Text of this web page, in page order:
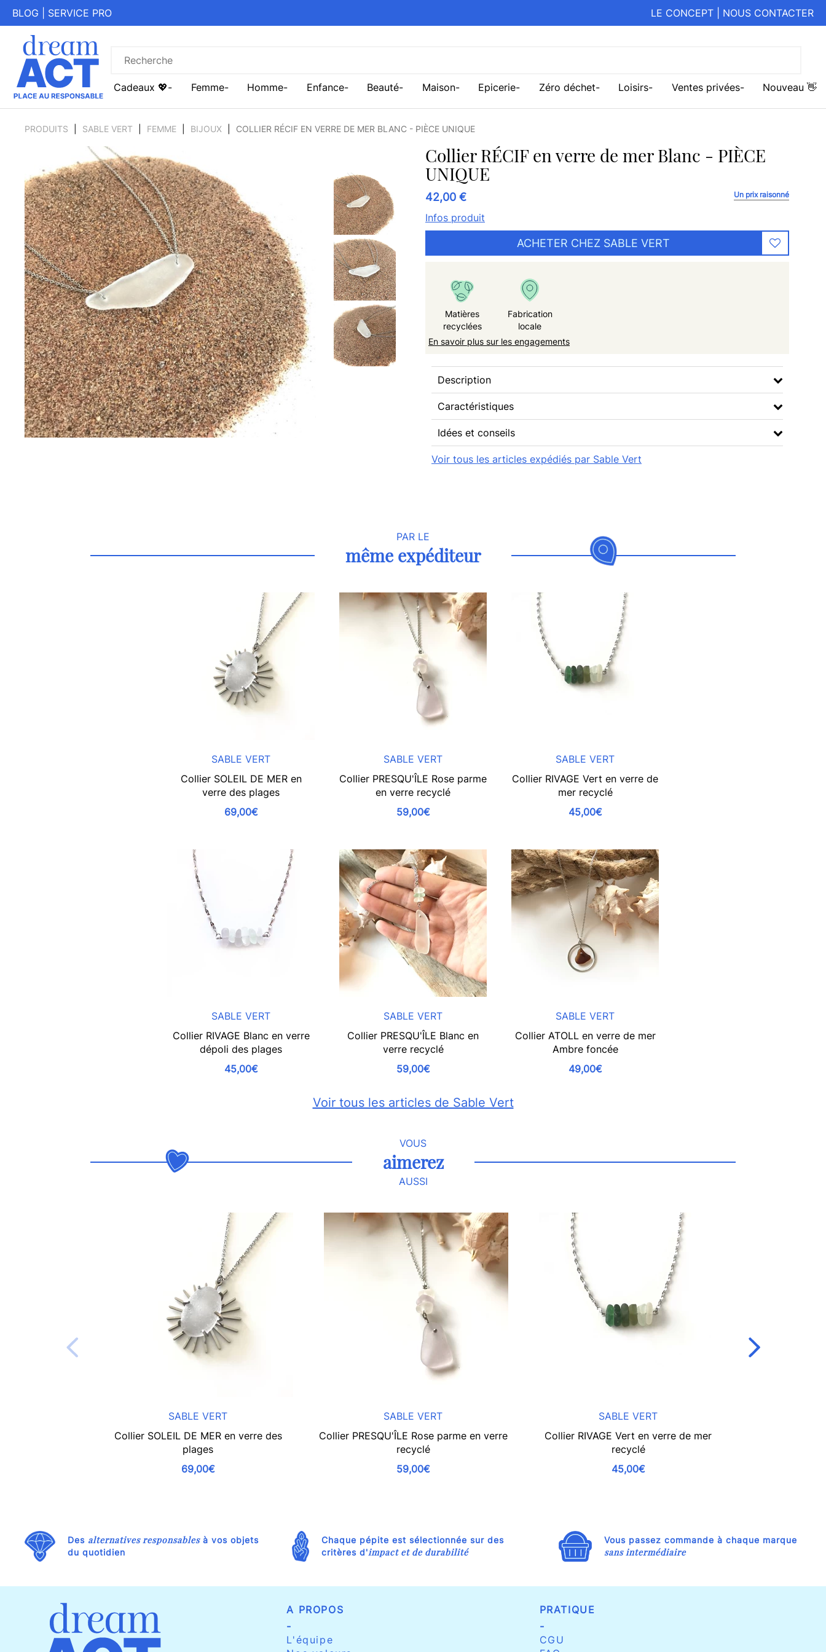
BLOG SERVICE PRO LE CONCEPT NOUS CONTACTER
Cadeaux 💖 Femme Homme Enfance Beauté Maison Epicerie Zéro déchet Loisirs Ventes privées Nouveau 👋
PRODUITS SABLE VERT FEMME BIJOUX COLLIER RÉCIF EN VERRE DE MER BLANC - PIÈCE UNIQUE
Collier RÉCIF en verre de mer Blanc - PIÈCE
UNIQUE
42,00 € Un prix raisonné
Infos produit
ACHETER CHEZ SABLE VERT
Matières
recyclées
Fabrication
locale
En savoir plus sur les engagements
Description
Caractéristiques
Idées et conseils
Voir tous les articles expédiés par Sable Vert
PAR LE
même expéditeur
SABLE VERT
Collier SOLEIL DE MER en
verre des plages
69,00€
SABLE VERT
Collier PRESQU'ÎLE Rose parme
en verre recyclé
59,00€
SABLE VERT
Collier RIVAGE Vert en verre de
mer recyclé
45,00€
SABLE VERT
Collier RIVAGE Blanc en verre
dépoli des plages
45,00€
SABLE VERT
Collier PRESQU'ÎLE Blanc en
verre recyclé
59,00€
SABLE VERT
Collier ATOLL en verre de mer
Ambre foncée
49,00€
Voir tous les articles de Sable Vert
VOUS
aimerez
AUSSI
SABLE VERT
Collier SOLEIL DE MER en verre des
plages
69,00€
SABLE VERT
Collier PRESQU'ÎLE Rose parme en verre
recyclé
59,00€
SABLE VERT
Collier RIVAGE Vert en verre de mer
recyclé
45,00€
Des alternatives responsablesà vos objets
du quotidien
Chaque pépite est sélectionnée sur des
critères d'impact et de durabilité
Vous passez commande à chaque marque
sans intermédiaire
A PROPOS
-
L'équipe
PRATIQUE
-
CGU